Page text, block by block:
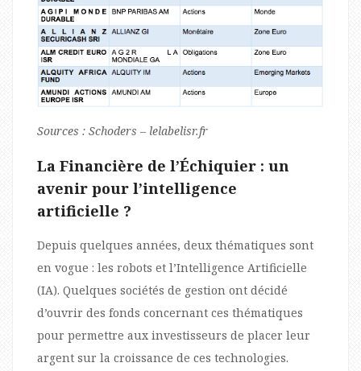
Sources : Schoders – lelabelisr.fr
La Financière de l’Échiquier : un
avenir pour l’intelligence
artificielle ?
Depuis quelques années, deux thématiques sont
en vogue : les robots et l’Intelligence Artificielle
(IA). Quelques sociétés de gestion ont décidé
d’ouvrir des fonds concernant ces thématiques
pour permettre aux investisseurs de placer leur
argent sur la croissance de ces technologies.